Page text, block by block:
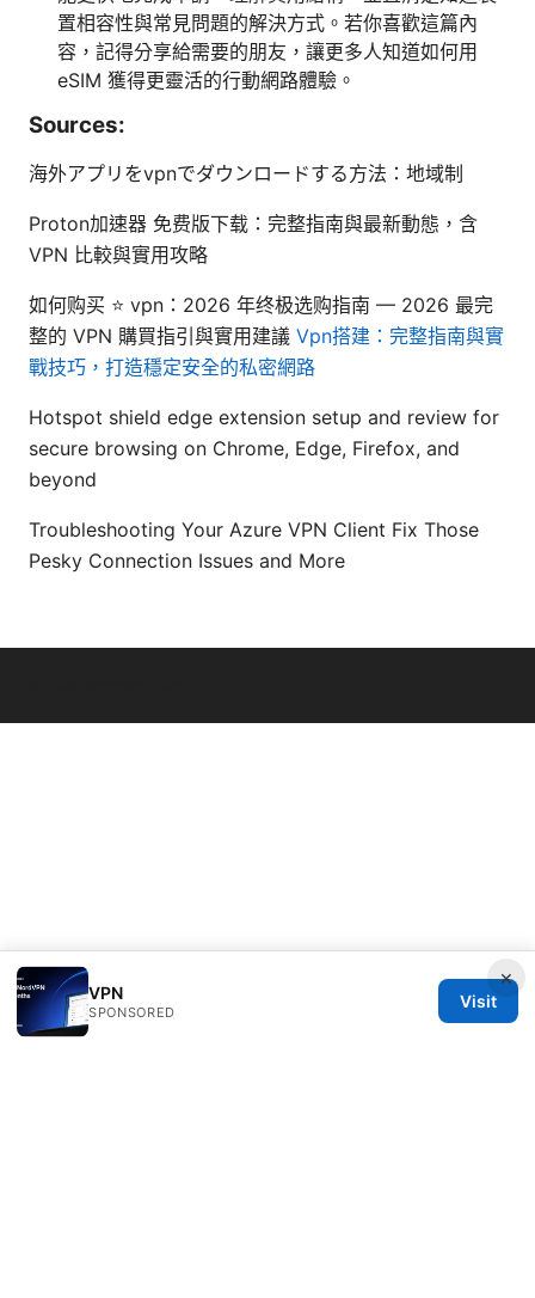
置相容性與常見問題的解決方式。若你喜歡這篇內
容，記得分享給需要的朋友，讓更多人知道如何用
eSIM 獲得更靈活的行動網路體驗。
Sources:
海外アプリをvpnでダウンロードする方法：地域制
Proton加速器 免费版下载：完整指南與最新動態，含
VPN 比較與實用攻略
如何购买 ⭐ vpn：2026 年终极选购指南 — 2026 最完
整的 VPN 購買指引與實用建議 Vpn搭建：完整指南與實
戰技巧，打造穩定安全的私密網路
Hotspot shield edge extension setup and review for
secure browsing on Chrome, Edge, Firefox, and
beyond
Troubleshooting Your Azure VPN Client Fix Those
Pesky Connection Issues and More
×
VPN
SPONSORED
Visit